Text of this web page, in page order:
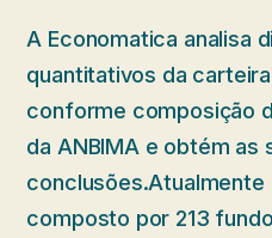
A Economatica analisa
quantitativos da carteira
conforme composição
da ANBIMA e obtém as
conclusões.Atualmente
composto por 213